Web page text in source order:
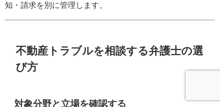
知・請求を別に管理します。
不動産トラブルを相談する弁護士の選
び方
対象分野と立場を確認する